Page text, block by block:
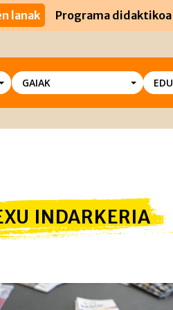
lanak Programa didaktikoa
GAIAK
INDARKERIA